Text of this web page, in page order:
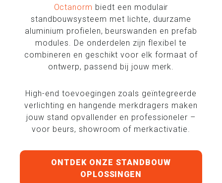
Octanorm biedt een modulair
standbouwsysteem met lichte, duurzame
aluminium profielen, beurswanden en prefab
modules. De onderdelen zijn flexibel te
combineren en geschikt voor elk formaat of
ontwerp, passend bij jouw merk.
High-end toevoegingen zoals geïntegreerde
verlichting en hangende merkdragers maken
jouw stand opvallender en professioneler –
voor beurs, showroom of merkactivatie.
ONTDEK ONZE STANDBOUW
OPLOSSINGEN